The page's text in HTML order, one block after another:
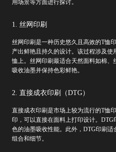
用场景等方面进行探讨。
1. 丝网印刷
丝网印刷是一种历史悠久且高效的T恤
产出鲜艳且持久的设计。该过程涉及
恤上。丝网印刷最适合天然面料如棉
吸收油墨并保持色彩鲜艳。
2. 直接成衣印刷（DTG）
直接成衣印刷是市场上较为流行的T恤
印，可以直接在面料上打印设计。
色的油墨吸收性能。此外，DTG印刷
组合和细节。